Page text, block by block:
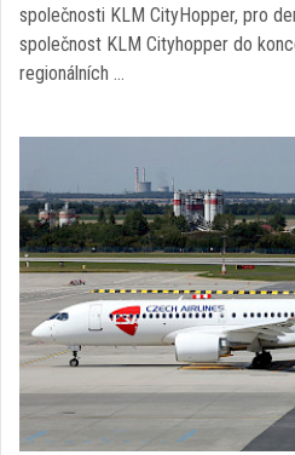
společnosti KLM CityHopper, pro
společnost KLM Cityhopper do
regionálních …